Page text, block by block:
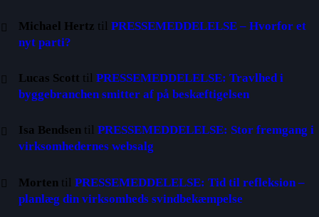
Michael Hertz tilPRESSEMEDDELELSE – Hvorfor et
nyt parti?
Lucas Scott tilPRESSEMEDDELELSE: Travlhed i
byggebranchen smitter af på beskæftigelsen
Isa Bendsen tilPRESSEMEDDELELSE: Stor fremgang i
virksomhedernes websalg
Morten tilPRESSEMEDDELELSE: Tid til refleksion –
planlæg din virksomheds svindbekæmpelse